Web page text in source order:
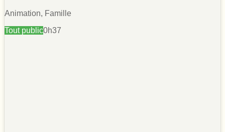
Animation, Famille
Tout public0h37